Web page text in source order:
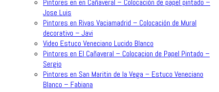
Pintores en en Cañaveral – Colocación de papel pintado –
Jose Luis
Pintores en Rivas Vaciamadrid – Colocación de Mural
decorativo – Javi
Video Estuco Veneciano Lucido Blanco
Pintores en El Cañaveral – Colocacion de Papel Pintado –
Sergio
Pintores en San Maritin de la Vega – Estuco Veneciano
Blanco – Fabiana